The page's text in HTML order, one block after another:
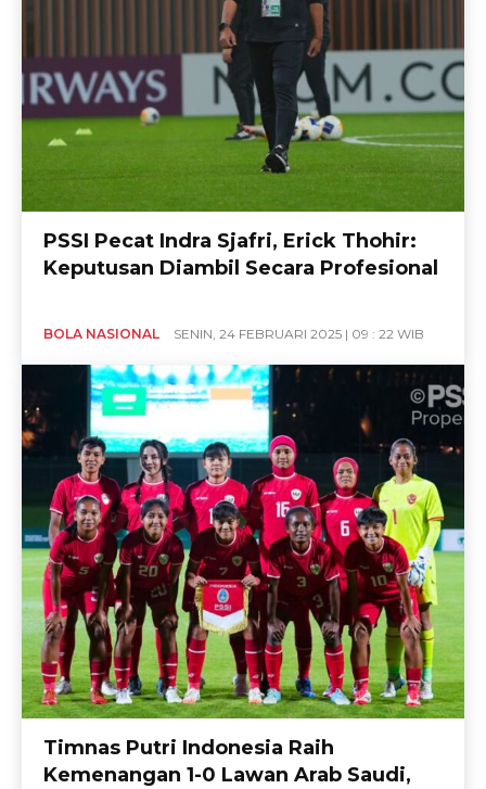
PSSI Pecat Indra Sjafri, Erick Thohir:
Keputusan Diambil Secara Profesional
BOLA NASIONAL SENIN, 24 FEBRUARI 2025 | 09 : 22 WIB
Timnas Putri Indonesia Raih
Kemenangan 1-0 Lawan Arab Saudi,